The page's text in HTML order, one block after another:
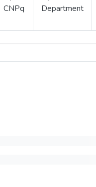
CNPq
Department